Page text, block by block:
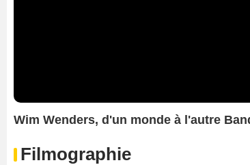
Wim Wenders, d'un monde à l'autre
Filmographie